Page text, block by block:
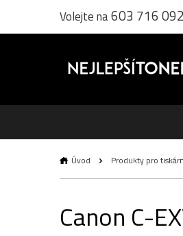
Volejte na603 716 092
Úvod Produkty pro
Canon C-